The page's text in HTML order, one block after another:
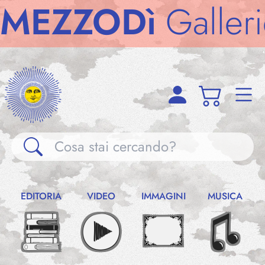
Gallerie
Gallerie
Notizie
EDITORIA VIDEO IMMAGINI MUSICA